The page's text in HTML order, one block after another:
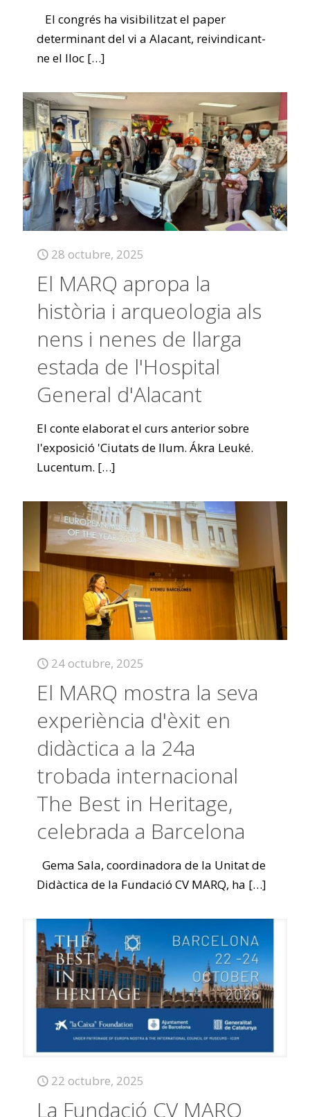
El congrés ha visibilitzat el paper
determinant del vi a Alacant, reivindicant-
ne el lloc […]
28 octubre, 2025
El MARQ apropa la
història i arqueologia als
nens i nenes de llarga
estada de l'Hospital
General d'Alacant
El conte elaborat el curs anterior sobre
l'exposició 'Ciutats de llum. Ákra Leuké.
Lucentum. […]
24 octubre, 2025
El MARQ mostra la seva
experiència d'èxit en
didàctica a la 24a
trobada internacional
The Best in Heritage,
celebrada a Barcelona
Gema Sala, coordinadora de la Unitat de
Didàctica de la Fundació CV MARQ, ha […]
22 octubre, 2025
La Fundació CV MARQ